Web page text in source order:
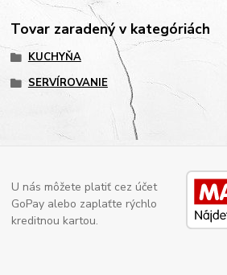
Tovar zaradený v kategóriách
KUCHYŇA
SERVÍROVANIE
U nás môžete platiť cez účet
GoPay alebo zaplaťte rýchlo
kreditnou kartou.